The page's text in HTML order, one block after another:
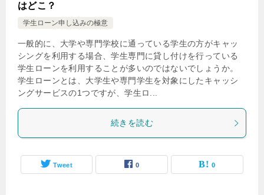
はどこ？
学生ローン申し込みの極意
一般的に、大学や専門学校に通っている学生の方がキャッ
シングを利用する場合、学生専門に貸し付けを行っている
学生ローンを利用することが多いのではないでしょうか。
学生ローンとは、大学生や専門学生を対象にしたキャッシ
ングサービスの1つですが、学生ロ...
続きを読む
Tweet 0 0